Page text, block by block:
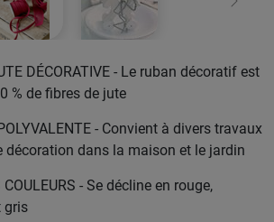
DÉCORATIVE - Le ruban décoratif est
% de fibres de jute
- Convient à divers travaux
décoration dans la maison et le jardin
COULEURS - Se décline en rouge,
gris